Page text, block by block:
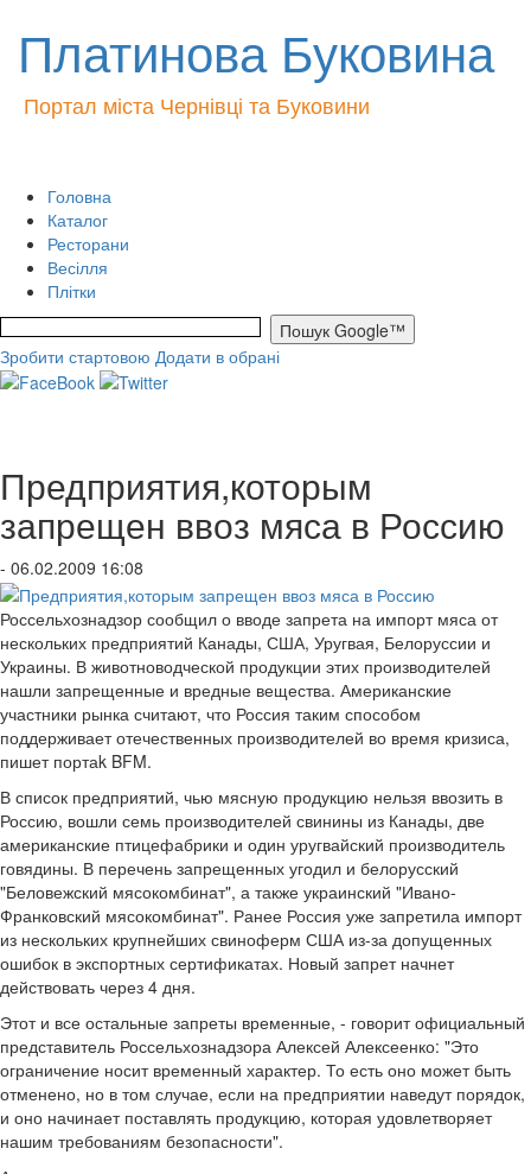
Платинова Буковина
Портал міста Чернівці та Буковини
Головна
Каталог
Ресторани
Весілля
Плітки
Зробити стартовою Додати в обрані
Предприятия,которым
запрещен ввоз мяса в Россию
- 06.02.2009 16:08
Россельхознадзор сообщил о вводе запрета на импорт мяса от
нескольких предприятий Канады, США, Уругвая, Белоруссии и
Украины. В животноводческой продукции этих производителей
нашли запрещенные и вредные вещества. Американские
участники рынка считают, что Россия таким способом
поддерживает отечественных производителей во время кризиса,
пишет портаk BFM.
В список предприятий, чью мясную продукцию нельзя ввозить в
Россию, вошли семь производителей свинины из Канады, две
американские птицефабрики и один уругвайский производитель
говядины. В перечень запрещенных угодил и белорусский
"Беловежский мясокомбинат", а также украинский "Ивано-
Франковский мясокомбинат". Ранее Россия уже запретила импорт
из нескольких крупнейших свиноферм США из-за допущенных
ошибок в экспортных сертификатах. Новый запрет начнет
действовать через 4 дня.
Этот и все остальные запреты временные, - говорит официальный
представитель Россельхознадзора Алексей Алексеенко: "Это
ограничение носит временный характер. То есть оно может быть
отменено, но в том случае, если на предприятии наведут порядок,
и оно начинает поставлять продукцию, которая удовлетворяет
нашим требованиям безопасности".